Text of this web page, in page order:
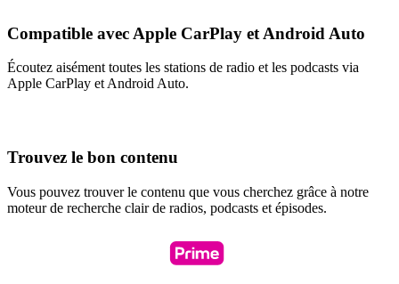
Compatible avec Apple CarPlay et Android Auto
Écoutez aisément toutes les stations de radio et les podcasts via
Apple CarPlay et Android Auto.
Trouvez le bon contenu
Vous pouvez trouver le contenu que vous cherchez grâce à notre
moteur de recherche clair de radios, podcasts et épisodes.